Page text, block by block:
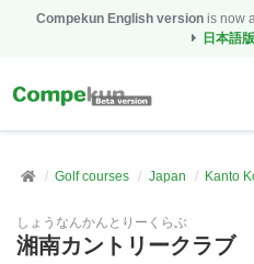
Compekun English version is now
日本語
Golf courses Japan Kanto
しょうなんかんとりーくらぶ
湘南カントリークラブ